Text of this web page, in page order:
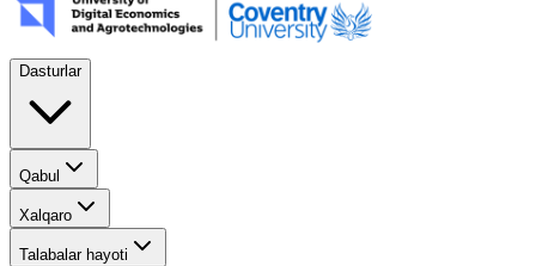
Dasturlar
Qabul
Xalqaro
Talabalar hayoti